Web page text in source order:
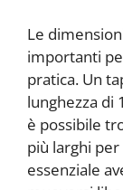
Le
importanti
pratica. Un
lunghezza di
è possibile
più larghi
essenziale